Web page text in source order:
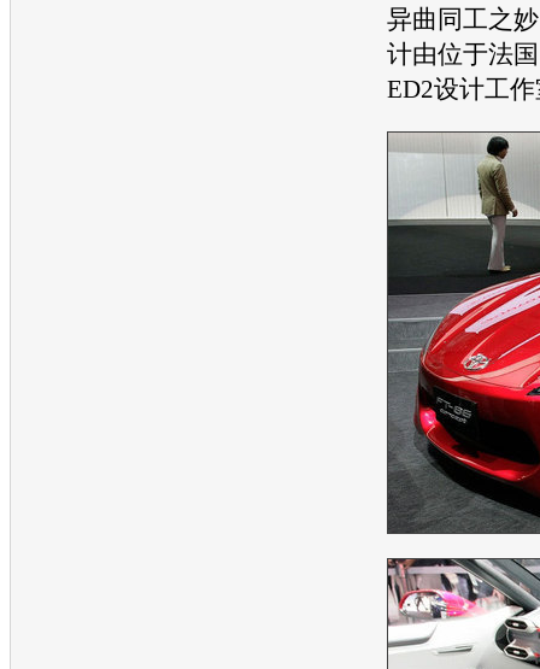
异曲同工之
计由位于法
ED2设计工